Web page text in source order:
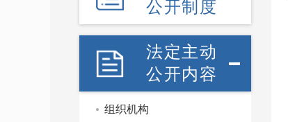
公开制度
法定主动
公开内容
组织机构